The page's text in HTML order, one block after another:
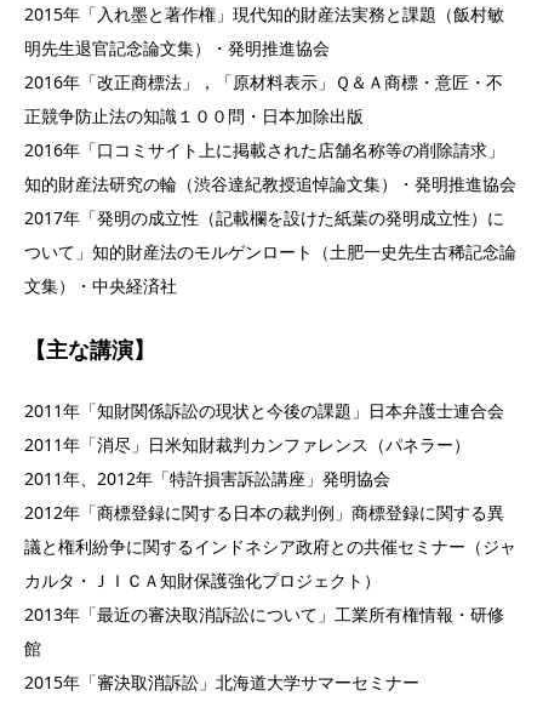
2015年「入れ墨と著作権」現代知的財産法実務と課題（飯村敏
明先生退官記念論文集）・発明推進協会
2016年「改正商標法」，「原材料表示」Ｑ＆Ａ商標・意匠・不
正競争防止法の知識１００問・日本加除出版
2016年「口コミサイト上に掲載された店舗名称等の削除請求」
知的財産法研究の輪（渋谷達紀教授追悼論文集）・発明推進協会
2017年「発明の成立性（記載欄を設けた紙葉の発明成立性）に
ついて」知的財産法のモルゲンロート（土肥一史先生古稀記念論
文集）・中央経済社
【主な講演】
2011年「知財関係訴訟の現状と今後の課題」日本弁護士連合会
2011年「消尽」日米知財裁判カンファレンス（パネラー）
2011年、2012年「特許損害訴訟講座」発明協会
2012年「商標登録に関する日本の裁判例」商標登録に関する異
議と権利紛争に関するインドネシア政府との共催セミナー（ジャ
カルタ・ＪＩＣＡ知財保護強化プロジェクト）
2013年「最近の審決取消訴訟について」工業所有権情報・研修
館
2015年「審決取消訴訟」北海道大学サマーセミナー